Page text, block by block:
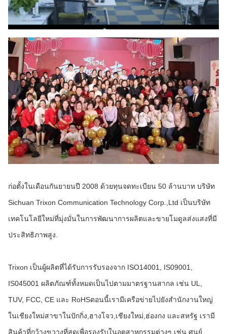
ก่อตั้งในเดือนกันยายนปี 2008 ด้วยทุนจดทะเบียน 50 ล้านบาท บริษัท
Sichuan Trixon Communication Technology Corp.,Ltd เป็นบริษัท
เทคโนโลยีใหม่ที่มุ่งมั่นในการพัฒนาการผลิตและขายโมดูลส่งแสงที่มี
ประสิทธิภาพสูง.
Trixon เป็นผู้ผลิตที่ได้รับการรับรองจาก ISO14001, IS09001,
IS045001 ผลิตภัณฑ์ทั้งหมดเป็นไปตามมาตรฐานสากล เช่น UL,
TUV, FCC, CE และ RoHSตอนนี้เรามีเครือข่ายไปยังสํานักงานใหญ่
ในเชียงใหม่สาขาในปักกิ่ง,ฮางโจว,เชียงใหม่,ฮ่องกง และสหรัฐ เรามี
สินค้าที่กว้างขวางที่สุดเพื่อรองรับในอุตสาหกรรมต่างๆ เช่น ศูนย์